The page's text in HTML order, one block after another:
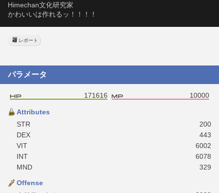
Himechan文化研究家
かわいいは作れるッ！！！！
レポート
パラメータ
171616 10000
Attributes
STR
200
DEX
443
VIT
6002
INT
6078
MND
329
Offense